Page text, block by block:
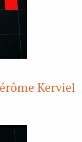
Kerviel